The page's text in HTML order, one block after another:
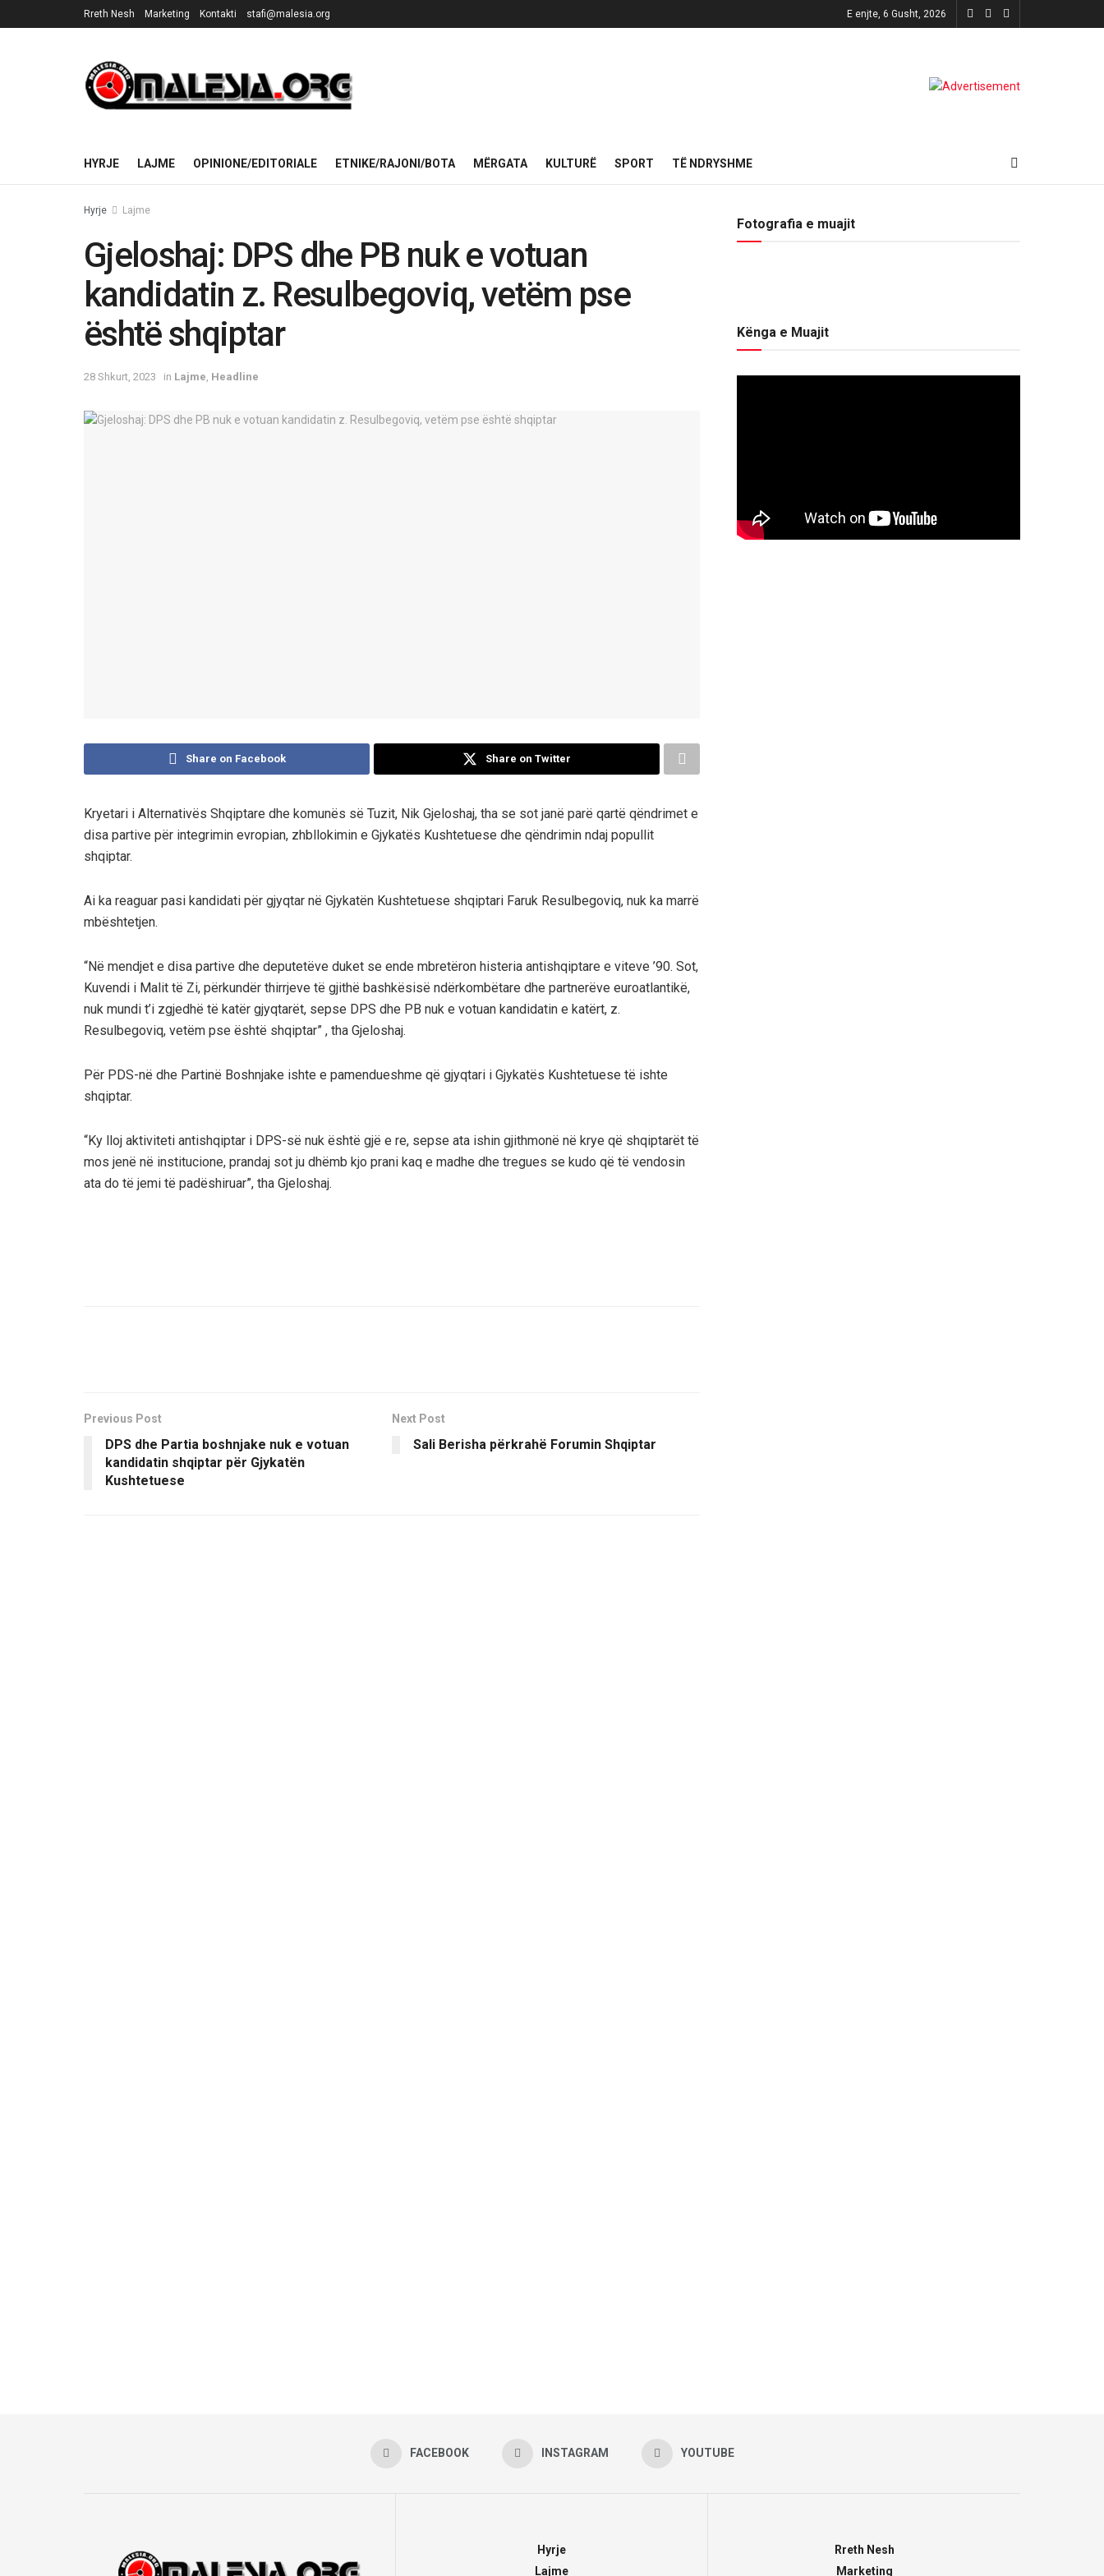
Rreth Nesh Marketing Kontakti stafi@malesia.org E enjte, 6 Gusht, 2026
HYRJE LAJME OPINIONE/EDITORIALE ETNIKE/RAJONI/BOTA MËRGATA KULTURË SPORT TË NDRYSHME
Hyrje Lajme
Gjeloshaj: DPS dhe PB nuk e votuan
kandidatin z. Resulbegoviq, vetëm pse
është shqiptar
28 Shkurt, 2023 in Lajme Headline
Share on Facebook Share on Twitter
Kryetari i Alternativës Shqiptare dhe komunës së Tuzit, Nik Gjeloshaj, tha se sot janë parë qartë qëndrimet e
disa partive për integrimin evropian, zhbllokimin e Gjykatës Kushtetuese dhe qëndrimin ndaj popullit
shqiptar.
Ai ka reaguar pasi kandidati për gjyqtar në Gjykatën Kushtetuese shqiptari Faruk Resulbegoviq, nuk ka marrë
mbështetjen.
“Në mendjet e disa partive dhe deputetëve duket se ende mbretëron histeria antishqiptare e viteve ’90. Sot,
Kuvendi i Malit të Zi, përkundër thirrjeve të gjithë bashkësisë ndërkombëtare dhe partnerëve euroatlantikë,
nuk mundi t’i zgjedhë të katër gjyqtarët, sepse DPS dhe PB nuk e votuan kandidatin e katërt, z.
Resulbegoviq, vetëm pse është shqiptar” , tha Gjeloshaj.
Për PDS-në dhe Partinë Boshnjake ishte e pamendueshme që gjyqtari i Gjykatës Kushtetuese të ishte
shqiptar.
“Ky lloj aktiviteti antishqiptar i DPS-së nuk është gjë e re, sepse ata ishin gjithmonë në krye që shqiptarët të
mos jenë në institucione, prandaj sot ju dhëmb kjo prani kaq e madhe dhe tregues se kudo që të vendosin
ata do të jemi të padëshiruar”, tha Gjeloshaj.
Previous Post
DPS dhe Partia boshnjake nuk e votuan
kandidatin shqiptar për Gjykatën
Kushtetuese
Next Post
Sali Berisha përkrahë Forumin Shqiptar
Fotografia e muajit
Kënga e Muajit
FACEBOOK INSTAGRAM YOUTUBE
Hyrje
Lajme
Rreth Nesh
Marketing